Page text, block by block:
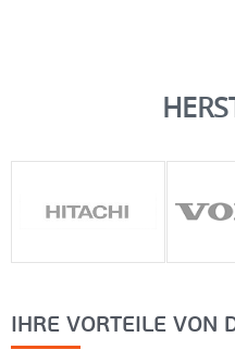
IHRE VORTEILE VON